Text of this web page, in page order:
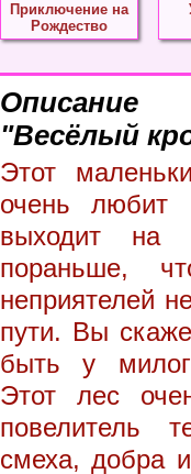
Приключение на
Рождество
"Весёлый
Этот
очень любит
выходит на
пораньше,
неприятелей
пути. Вы
быть у
Этот лес
повелитель
смеха, добра